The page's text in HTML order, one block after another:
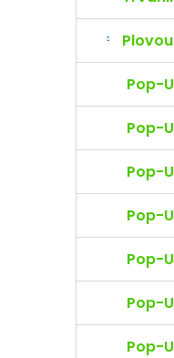
í
l
Pop-
Pop-
Pop-
Pop-
Pop-
Pop-
Pop-